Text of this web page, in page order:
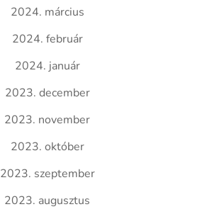
2024. március
2024. február
2024. január
2023. december
2023. november
2023. október
2023. szeptember
2023. augusztus